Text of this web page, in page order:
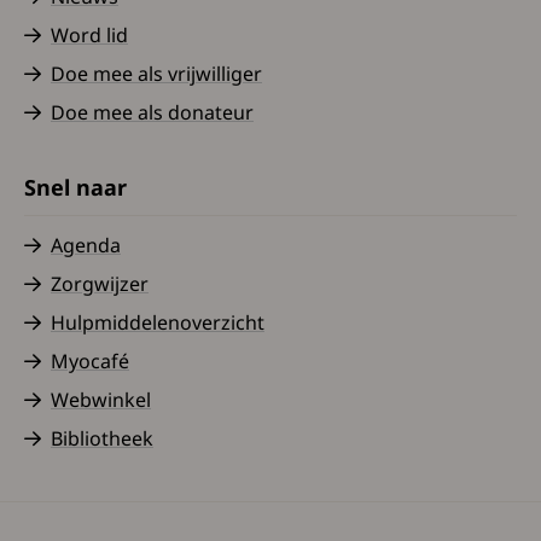
Word lid
Doe mee als vrijwilliger
Doe mee als donateur
Snel naar
Agenda
Zorgwijzer
Hulpmiddelenoverzicht
Myocafé
Webwinkel
Bibliotheek